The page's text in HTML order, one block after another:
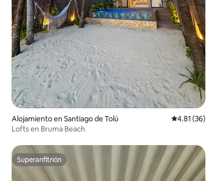
Alojamiento en Santiago de Tolú Calificación
4.81 (36)
Lofts en Bruma Beach
Superanfitrión
Superanfitrión